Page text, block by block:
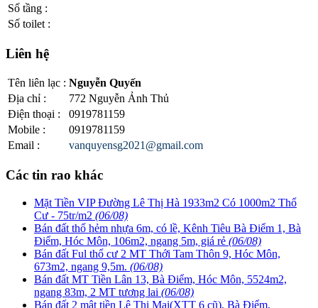
Số tầng :
Số toilet :
Liên hệ
Tên liên lạc : Nguyễn Quyến
Địa chỉ :
772 Nguyễn Ảnh Thủ
Điện thoại :
0919781159
Mobile :
0919781159
Email : vanquyensg2021@gmail.com
Các tin rao khác
Mặt Tiền VIP Đường Lê Thị Hà 1933m2 Có 1000m2 Thổ
Cư - 75tr/m2 (06/08)
Bán đất thổ hẻm nhựa 6m, có lề, Kênh Tiêu Bà Điểm 1, Bà
Điểm, Hóc Môn, 106m2, ngang 5m, giá rẻ (06/08)
Bán đất Ful thổ cư 2 MT Thới Tam Thôn 9, Hóc Môn,
673m2, ngang 9,5m. (06/08)
Bán đất MT Tiền Lân 13, Bà Điểm, Hóc Môn, 5524m2,
ngang 83m, 2 MT tương lai (06/08)
Bán đất 2 mật tiền Lê Thị Mai(XTT 6 cũ), Bà Điểm,